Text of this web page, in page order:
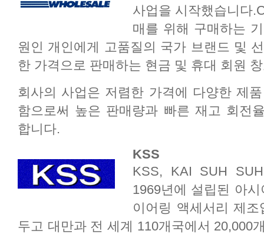
사업을 시작했습니다
매를 위해 구매하는
원인 개인에게 고품질의 국가 브랜드 및
한 가격으로 판매하는 현금 및 휴대 회원
회사의 사업은 저렴한 가격에 다양한 제
함으로써 높은 판매량과 빠른 재고 회전
합니다.
KSS
KSS, KAI SUH
1969년에 설립된 아
이어링 액세서리 제
두고 대만과 전 세계 110개국에서 20,000